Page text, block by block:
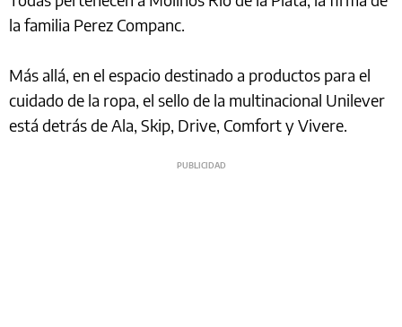
la familia Perez Companc.
Más allá, en el espacio destinado a productos para el
cuidado de la ropa, el sello de la multinacional Unilever
está detrás de Ala, Skip, Drive, Comfort y Vivere.